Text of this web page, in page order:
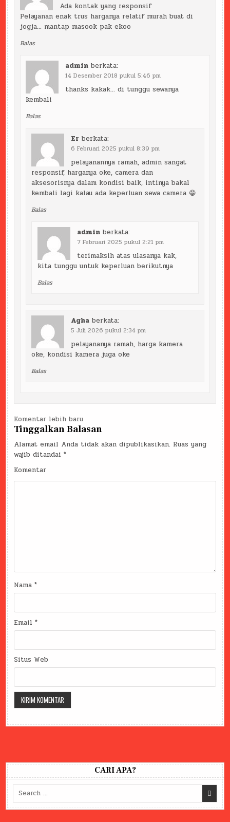
Ada kontak yang responsif
Pelayanan enak trus harganya relatif murah buat di
jogja… mantap masook pak ekoo
Balas
admin berkata:
14 Desember 2018 pukul 5:46 pm
thanks kakak… di tunggu sewanya
kembali
Balas
Er berkata:
6 Februari 2025 pukul 8:39 pm
pelayanannya ramah, admin sangat
responsif, harganya oke, camera dan
aksesorisnya dalam kondisi baik, intinya bakal
kembali lagi kalau ada keperluan sewa camera 😁
Balas
admin berkata:
7 Februari 2025 pukul 2:21 pm
terimaksih atas ulasanya kak,
kita tunggu untuk keperluan berikutnya
Balas
Agha berkata:
5 Juli 2026 pukul 2:34 pm
pelayananya ramah, harga kamera
oke, kondisi kamera juga oke
Balas
Navigasi
komentar
Komentar lebih baru
Tinggalkan Balasan
Alamat email Anda tidak akan dipublikasikan. Ruas yang
wajib ditandai*
Komentar
Nama*
Email*
Situs Web
CARI APA?
Search